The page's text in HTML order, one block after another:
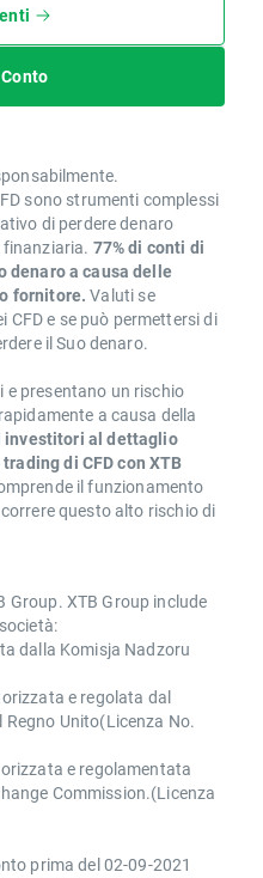
sono strumenti complessi
di perdere denaro
finanziaria. 77% di conti di
a causa delle
fornitore. Valuti se
e se può permettersi di
il Suo denaro.
e presentano un rischio
a causa della
investitori al dettaglio
di CFD con XTB
il funzionamento
questo alto rischio di
Group. XTB Group include
dalla Komisja Nadzoru
e regolata dal
Unito(Licenza No.
e regolamentata
Commission.(Licenza
prima del 02-09-2021